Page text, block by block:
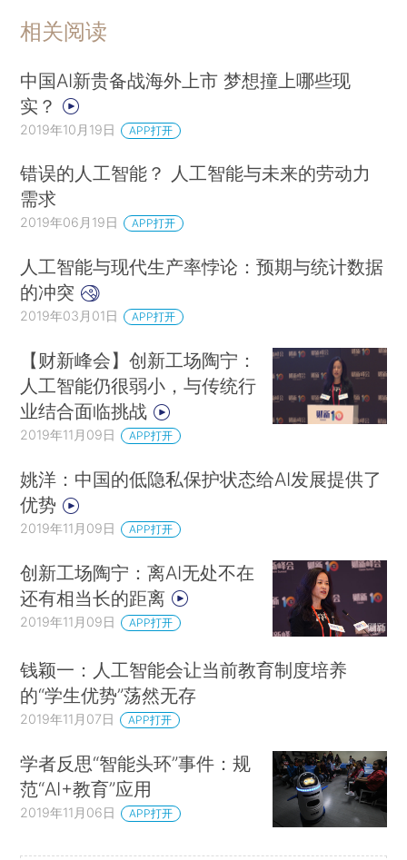
相关阅读
中国AI新贵备战海外上市 梦想撞上哪些现
实？
2019年10月19日 APP打开
错误的人工智能？ 人工智能与未来的劳动力
需求
2019年06月19日 APP打开
人工智能与现代生产率悖论：预期与统计数据
的冲突
2019年03月01日 APP打开
【财新峰会】创新工场陶宁：
人工智能仍很弱小，与传统行
业结合面临挑战
2019年11月09日 APP打开
姚洋：中国的低隐私保护状态给AI发展提供了
优势
2019年11月09日 APP打开
创新工场陶宁：离AI无处不在
还有相当长的距离
2019年11月09日 APP打开
钱颖一：人工智能会让当前教育制度培养
的“学生优势”荡然无存
2019年11月07日 APP打开
学者反思“智能头环”事件：规
范“AI+教育”应用
2019年11月06日 APP打开